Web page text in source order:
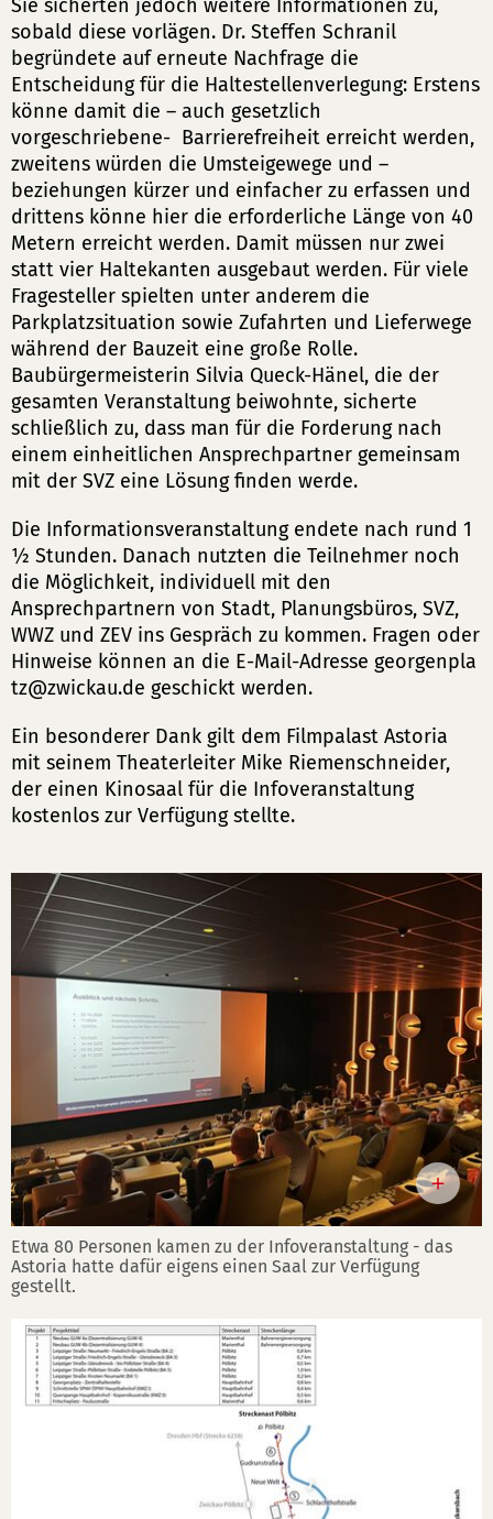
Sie sicherten jedoch weitere Informationen zu,
sobald diese vorlägen. Dr. Steffen Schranil
begründete auf erneute Nachfrage die
Entscheidung für die Haltestellenverlegung: Erstens
könne damit die – auch gesetzlich
vorgeschriebene- Barrierefreiheit erreicht werden,
zweitens würden die Umsteigewege und –
beziehungen kürzer und einfacher zu erfassen und
drittens könne hier die erforderliche Länge von 40
Metern erreicht werden. Damit müssen nur zwei
statt vier Haltekanten ausgebaut werden. Für viele
Fragesteller spielten unter anderem die
Parkplatzsituation sowie Zufahrten und Lieferwege
während der Bauzeit eine große Rolle.
Baubürgermeisterin Silvia Queck-Hänel, die der
gesamten Veranstaltung beiwohnte, sicherte
schließlich zu, dass man für die Forderung nach
einem einheitlichen Ansprechpartner gemeinsam
mit der SVZ eine Lösung finden werde.
Die Informationsveranstaltung endete nach rund 1
½ Stunden. Danach nutzten die Teilnehmer noch
die Möglichkeit, individuell mit den
Ansprechpartnern von Stadt, Planungsbüros, SVZ,
WWZ und ZEV ins Gespräch zu kommen. Fragen oder
Hinweise können an die E-Mail-Adresse georgenpla
tz
zwickau de geschickt werden.
Ein besonderer Dank gilt dem Filmpalast Astoria
mit seinem Theaterleiter Mike Riemenschneider,
der einen Kinosaal für die Infoveranstaltung
kostenlos zur Verfügung stellte.
Etwa 80 Personen kamen zu der Infoveranstaltung - das
Astoria hatte dafür eigens einen Saal zur Verfügung
gestellt.